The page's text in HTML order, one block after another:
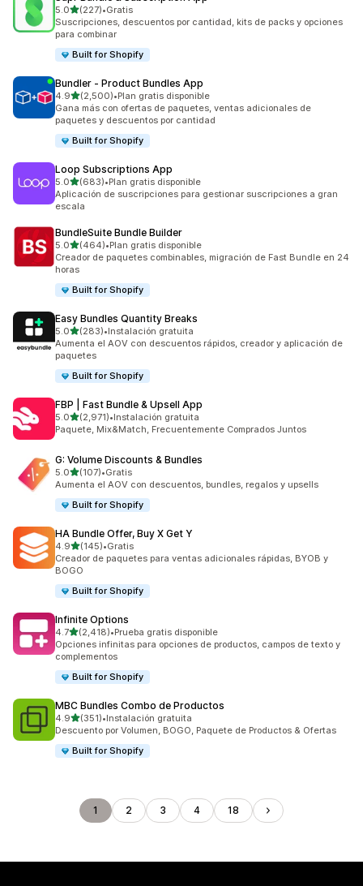
5.0de 5 estrellas
(227)
227 reseñas en total
•Gratis
Suscripciones, descuentos por cantidad, kits de packs y opciones
para combinar
Built for Shopify
Bundler ‑ Product Bundles App
4.9de 5 estrellas
(2,500)
2500 reseñas en total
•Plan gratis disponible
Gana más con ofertas de paquetes, ventas adicionales de
paquetes y descuentos por cantidad
Built for Shopify
Loop Subscriptions App
5.0de 5 estrellas
(683)
683 reseñas en total
•Plan gratis disponible
Aplicación de suscripciones para gestionar suscripciones a gran
escala
BundleSuite Bundle Builder
5.0de 5 estrellas
(464)
464 reseñas en total
•Plan gratis disponible
Creador de paquetes combinables, migración de Fast Bundle en 24
horas
Built for Shopify
Easy Bundles Quantity Breaks
5.0de 5 estrellas
(283)
283 reseñas en total
•Instalación gratuita
Aumenta el AOV con descuentos rápidos, creador y aplicación de
paquetes
Built for Shopify
FBP | Fast Bundle & Upsell App
5.0de 5 estrellas
(2,971)
2971 reseñas en total
•Instalación gratuita
Paquete, Mix&Match, Frecuentemente Comprados Juntos
G: Volume Discounts & Bundles
5.0de 5 estrellas
(107)
107 reseñas en total
•Gratis
Aumenta el AOV con descuentos, bundles, regalos y upsells
Built for Shopify
HA Bundle Offer, Buy X Get Y
4.9de 5 estrellas
(145)
145 reseñas en total
•Gratis
Creador de paquetes para ventas adicionales rápidas, BYOB y
BOGO
Built for Shopify
Infinite Options
4.7de 5 estrellas
(2,418)
2418 reseñas en total
•Prueba gratis disponible
Opciones infinitas para opciones de productos, campos de texto y
complementos
Built for Shopify
MBC Bundles Combo de Productos
4.9de 5 estrellas
(351)
351 reseñas en total
•Instalación gratuita
Descuento por Volumen, BOGO, Paquete de Productos & Ofertas
Built for Shopify
1 2 3 4 18